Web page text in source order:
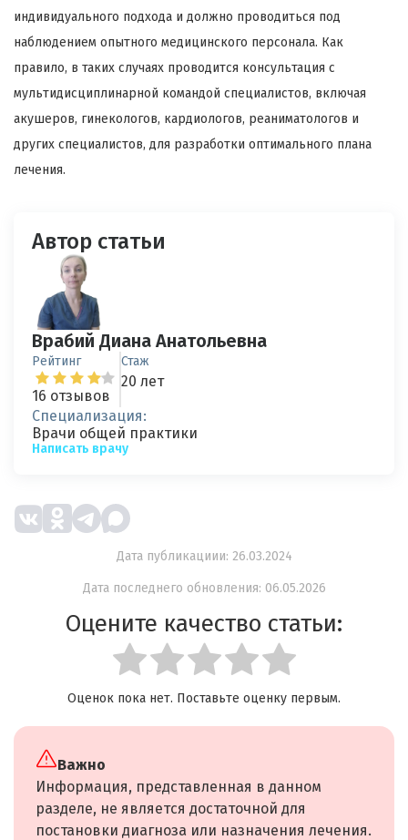
индивидуального подхода и должно проводиться под
наблюдением опытного медицинского персонала. Как
правило, в таких случаях проводится консультация с
мультидисциплинарной командой специалистов, включая
акушеров, гинекологов, кардиологов, реаниматологов и
других специалистов, для разработки оптимального плана
лечения.
Автор статьи
Врабий Диана Анатольевна
Рейтинг
16 отзывов
Стаж
20 лет
Специализация:
Врачи общей практики
Написать врачу
Дата публикациии: 26.03.2024
Дата последнего обновления: 06.05.2026
Оцените качество статьи:
Оценок пока нет. Поставьте оценку первым.
Важно
Информация, представленная в данном
разделе, не является достаточной для
постановки диагноза или назначения лечения.